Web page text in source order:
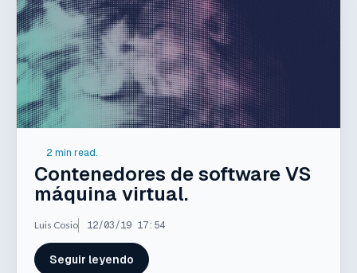
2 min read.
Contenedores de software VS
máquina virtual.
Luis Cosio 12/03/19 17:54
Seguir leyendo